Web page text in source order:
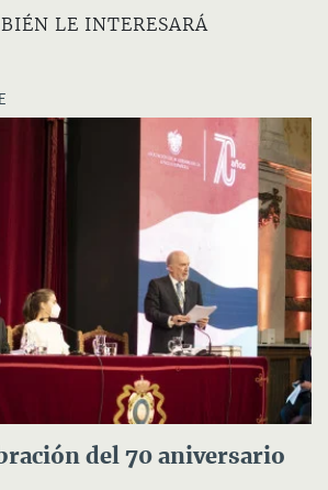
LE INTERESARÁ
del 70 aniversario